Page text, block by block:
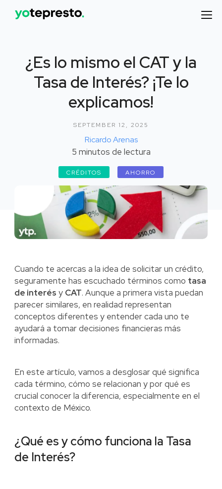
¿Es lo mismo el CAT y la
Tasa de Interés? ¡Te lo
explicamos!
SEPTEMBER 12, 2025
Ricardo Arenas
5 minutos de lectura
CRÉDITOS AHORRO
Cuando te acercas a la idea de solicitar un crédito,
seguramente has escuchado términos como tasa
de interés y CAT. Aunque a primera vista puedan
parecer similares, en realidad representan
conceptos diferentes y entender cada uno te
ayudará a tomar decisiones financieras más
informadas.
En este artículo, vamos a desglosar qué significa
cada término, cómo se relacionan y por qué es
crucial conocer la diferencia, especialmente en el
contexto de México.
¿Qué es y cómo funciona la Tasa
de Interés?